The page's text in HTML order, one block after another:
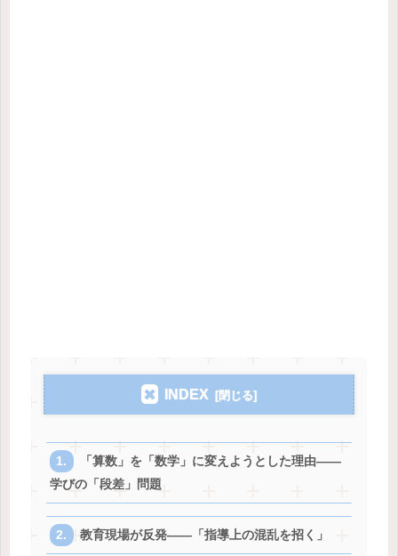
INDEX
「算数」を「数学」に変えようとした理由——
学びの「段差」問題
教育現場が反発——「指導上の混乱を招く」